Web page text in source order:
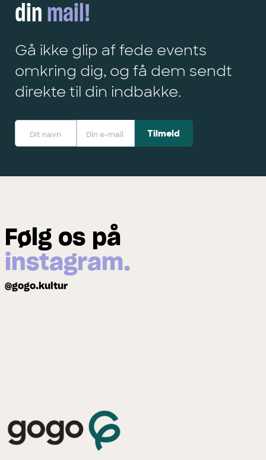
din mail!
Gå ikke glip af fede events
omkring dig, og få dem sendt
direkte til din indbakke.
Følg os på
instagram.
@gogo.kultur